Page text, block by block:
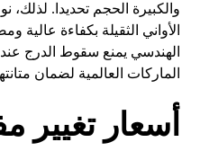
والكبيرة الحجم تحديدا. لذلك،
الأواني الثقيلة بكفاءة
الهندسي يمنع سقوط الدرج
الماركات العالمية لضمان
أسعار تغيير